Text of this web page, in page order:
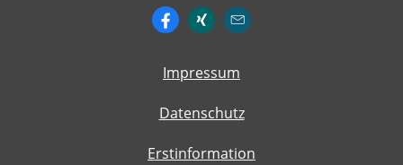
Impressum
Datenschutz
Erstinformation